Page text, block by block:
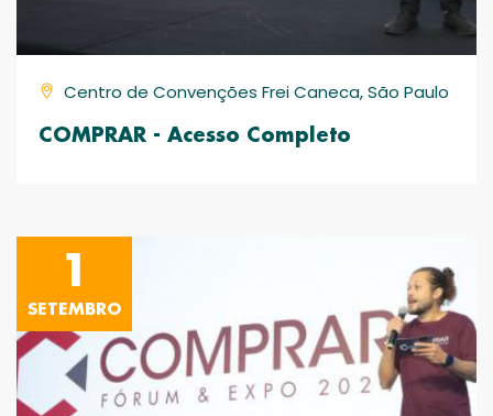
Centro de Convenções Frei Caneca, São Paulo
COMPRAR - Acesso Completo
1
SETEMBRO